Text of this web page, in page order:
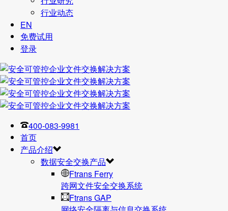
行业动态
EN
免费试用
登录
400-083-9981
首页
产品介绍
数据安全交换产品
Ftrans Ferry
跨网文件安全交换系统
Ftrans GAP